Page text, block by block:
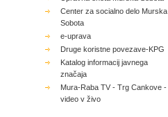
Center za socialno delo Murska
Sobota
e-uprava
Druge koristne povezave-KPG
Katalog informacij javnega
značaja
Mura-Raba TV - Trg Cankove -
video v živo